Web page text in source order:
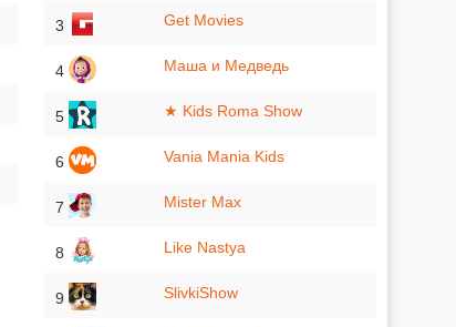
3 Get Movies
4 Маша и Медведь
5 ★ Kids Roma Show
6 Vania Mania Kids
7 Mister Max
8 Like Nastya
9 SlivkiShow